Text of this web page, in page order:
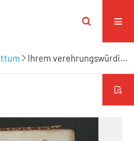
Ihrem verehrungswürdigen Onkel Herrn Thomas Achelis und Ihrer verehrungswürdigen Frau Tante Frau Maria Elisabeth Achelis geb. Meier weihen am Tage Ihrer Jubel-Hochzeitfeyer nachstehende Zeilen